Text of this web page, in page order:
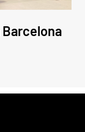
Barcelona